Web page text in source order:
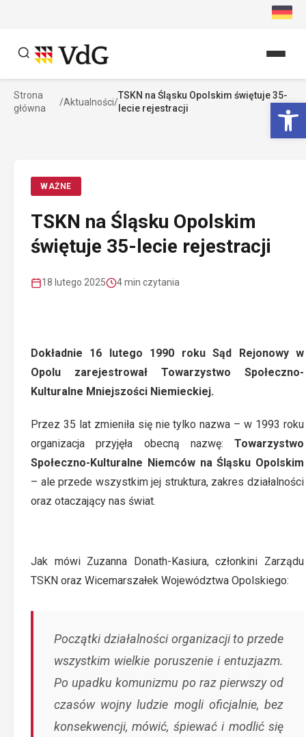
Szukaj
Strona
główna
/Aktualności/
TSKN na Śląsku Opolskim świętuje 35-
lecie rejestracji
WAŻNE
TSKN na Śląsku Opolskim
świętuje 35-lecie rejestracji
18 lutego 2025 4 min czytania
Dokładnie 16 lutego 1990 roku Sąd Rejonowy w
Opolu zarejestrował Towarzystwo Społeczno-
Kulturalne Mniejszości Niemieckiej.
Przez 35 lat zmieniła się nie tylko nazwa – w 1993 roku
organizacja przyjęła obecną nazwę: Towarzystwo
Społeczno-Kulturalne Niemców na Śląsku Opolskim
– ale przede wszystkim jej struktura, zakres działalności
oraz otaczający nas świat.
Jak mówi Zuzanna Donath-Kasiura, członkini Zarządu
TSKN oraz Wicemarszałek Województwa Opolskiego:
Początki działalności organizacji to przede
wszystkim wielkie poruszenie i entuzjazm.
Po upadku komunizmu po raz pierwszy od
czasów wojny ludzie mogli oficjalnie, bez
konsekwencji, mówić, śpiewać i modlić się